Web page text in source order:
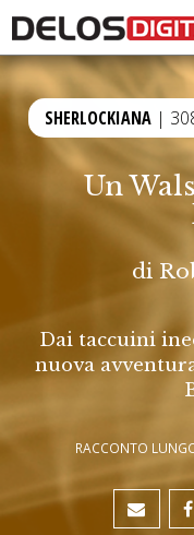
SHERLOCKIANA |
Un
di
Dai taccuini
nuova
RACCONTO